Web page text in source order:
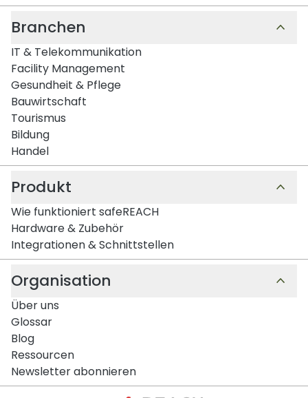
Branchen
IT & Telekommunikation
Facility Management
Gesundheit & Pflege
Bauwirtschaft
Tourismus
Bildung
Handel
Produkt
Wie funktioniert safeREACH
Hardware & Zubehör
Integrationen & Schnittstellen
Organisation
Über uns
Glossar
Blog
Ressourcen
Newsletter abonnieren